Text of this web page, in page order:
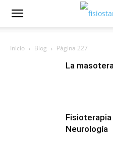
Inicio Blog Página 227
La
Neurologí­a